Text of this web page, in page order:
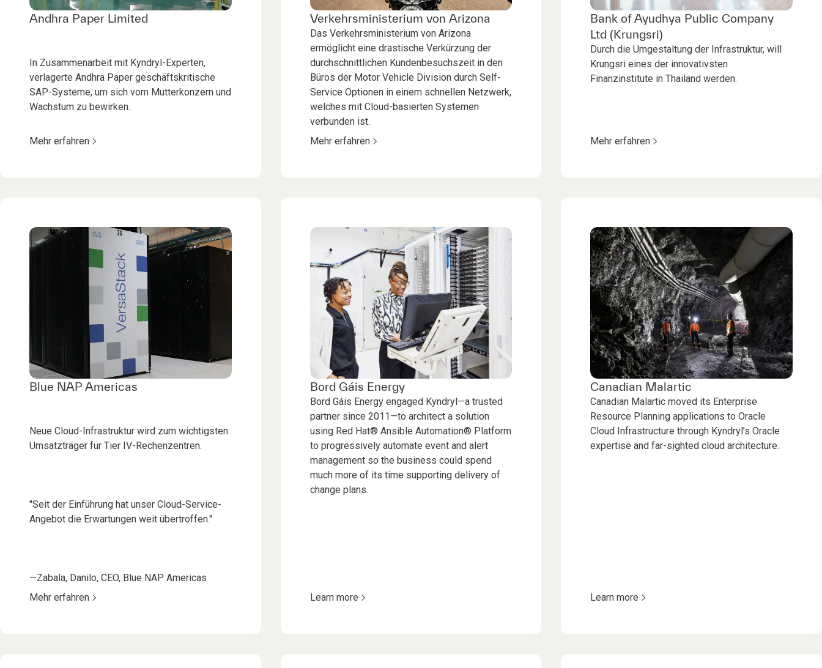
Andhra Paper Limited
In Zusammenarbeit mit Kyndryl-Experten,
verlagerte Andhra Paper geschäftskritische
SAP-Systeme, um sich vom Mutterkonzern und
Wachstum zu bewirken.
Mehr erfahren
Verkehrsministerium von Arizona
Das Verkehrsministerium von Arizona
ermöglicht eine drastische Verkürzung der
durchschnittlichen Kundenbesuchszeit in den
Büros der Motor Vehicle Division durch Self-
Service Optionen in einem schnellen Netzwerk,
welches mit Cloud-basierten Systemen
verbunden ist.
Mehr erfahren
Bank of Ayudhya Public Company
Ltd (Krungsri)
Durch die Umgestaltung der Infrastruktur, will
Krungsri eines der innovativsten
Finanzinstitute in Thailand werden.
Mehr erfahren
Blue NAP Americas
Neue Cloud-Infrastruktur wird zum wichtigsten
Umsatzträger für Tier IV-Rechenzentren.
"Seit der Einführung hat unser Cloud-Service-
Angebot die Erwartungen weit übertroffen."
—Zabala, Danilo, CEO, Blue NAP Americas
Mehr erfahren
Bord Gáis Energy
Bord Gáis Energy engaged Kyndryl—a trusted
partner since 2011—to architect a solution
using Red Hat® Ansible Automation® Platform
to progressively automate event and alert
management so the business could spend
much more of its time supporting delivery of
change plans.
Learn more
Canadian Malartic
Canadian Malartic moved its Enterprise
Resource Planning applications to Oracle
Cloud Infrastructure through Kyndryl’s Oracle
expertise and far-sighted cloud architecture.
Learn more